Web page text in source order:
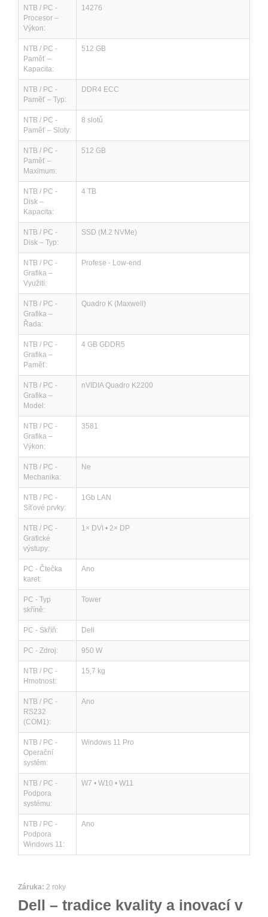
NTB / PC -
Procesor –
Výkon:
14276
NTB / PC -
Paměť –
Kapacita:
512 GB
NTB / PC -
Paměť – Typ:
DDR4 ECC
NTB / PC -
Paměť – Sloty:
8 slotů
NTB / PC -
Paměť –
Maximum:
512 GB
NTB / PC -
Disk –
Kapacita:
4 TB
NTB / PC -
Disk – Typ:
SSD (M.2 NVMe)
NTB / PC -
Grafika –
Využití:
Profese - Low-end
NTB / PC -
Grafika –
Řada:
Quadro K (Maxwell)
NTB / PC -
Grafika –
Paměť:
4 GB GDDR5
NTB / PC -
Grafika –
Model:
nVIDIA Quadro K2200
NTB / PC -
Grafika –
Výkon:
3581
NTB / PC -
Mechanika:
Ne
NTB / PC -
Síťové prvky:
1Gb LAN
NTB / PC -
Grafické
výstupy:
1× DVI • 2× DP
PC - Čtečka
karet:
Ano
PC - Typ
skříně:
Tower
PC - Skříň: Dell
PC - Zdroj: 950 W
NTB / PC -
Hmotnost:
15,7 kg
NTB / PC -
RS232
(COM1):
Ano
NTB / PC -
Operační
systém:
Windows 11 Pro
NTB / PC -
Podpora
systému:
W7 • W10 • W11
NTB / PC -
Podpora
Windows 11:
Ano
Záruka: 2 roky
Dell – tradice kvality a inovací v